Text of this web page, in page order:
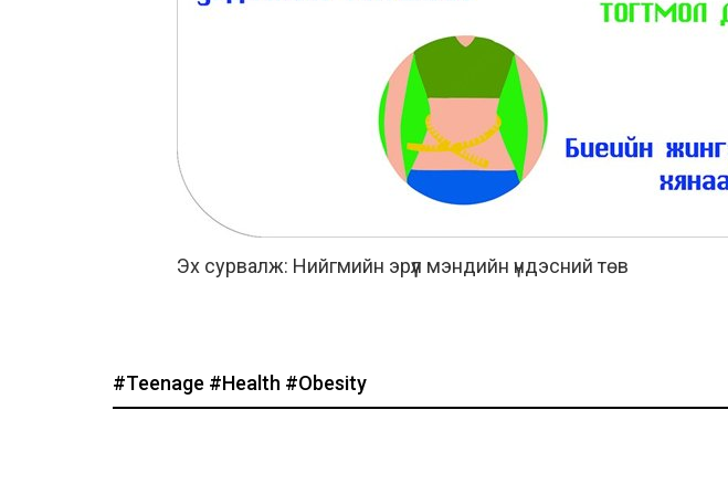
Эх сурвалж: Нийгмийн эрүүл мэндийн үндэсний төв
#Teenage #Health #Obesity